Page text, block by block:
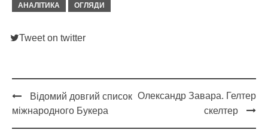
АНАЛІТИКА ОГЛЯДИ
Tweet on twitter
Post
navigation
Відомий довгий список
міжнародного Букера
Олександр Завара. Гелтер
скелтер